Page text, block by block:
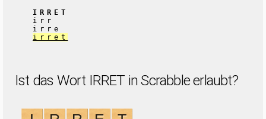
IRRET
irr
irre
irret
Ist das Wort IRRET in Scrabble erlaubt?